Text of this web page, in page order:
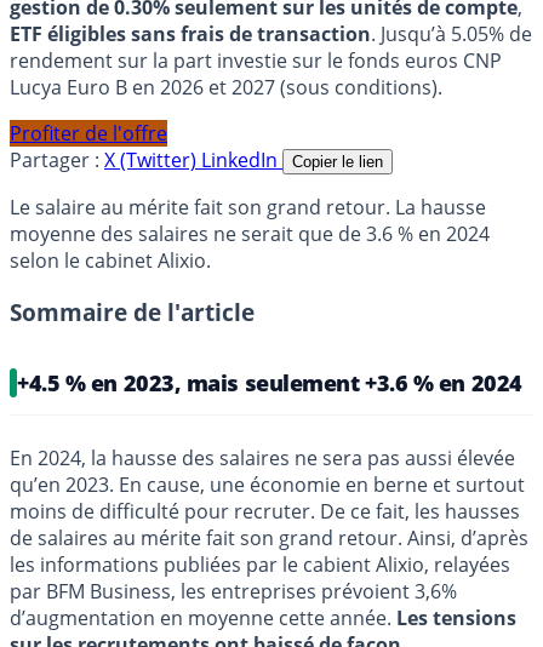
gestion de 0.30% seulement sur les unités de compte,
ETF éligibles sans frais de transaction. Jusqu’à 5.05% de
rendement sur la part investie sur le fonds euros CNP
Lucya Euro B en 2026 et 2027 (sous conditions).
Profiter de l'offre
Partager : X (Twitter) LinkedIn Copier le lien
Le salaire au mérite fait son grand retour. La hausse
moyenne des salaires ne serait que de 3.6 % en 2024
selon le cabinet Alixio.
Sommaire de l'article
+4.5 % en 2023, mais seulement +3.6 % en 2024
En 2024, la hausse des salaires ne sera pas aussi élevée
qu’en 2023. En cause, une économie en berne et surtout
moins de difficulté pour recruter. De ce fait, les hausses
de salaires au mérite fait son grand retour. Ainsi, d’après
les informations publiées par le cabient Alixio, relayées
par BFM Business, les entreprises prévoient 3,6%
d’augmentation en moyenne cette année. Les tensions